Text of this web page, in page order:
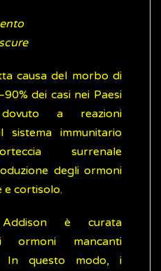
causa del morbo di
dei casi nei Paesi
a reazioni
immunitario
surrenale
degli ormoni
e cortisolo.
è curata
ormoni mancanti
In questo modo, i